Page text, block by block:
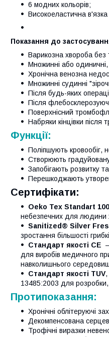
6 модних кольорів;
Високоеластична
Показання до
Варикозна хвороба без
Множинні або
Хронічна венозна
Множинні судинні
Після будь-яких
Після
Поверхнісний
Набряки кінцівки після
Функції:
Поліпшують кровообіг,
Створюють
Запобігають розвитку
Перешкоджають
Сертифікати:
Oeko Tex Standart 100
небезпечних для людини
Sanitized® Silver
зростання більшості
Стандарт якості CE
для виробів медичного
навколишнього
Стандарт якості TUV
13485:2003 для розробки,
Протипоказання:
Хронічні облітеруючі
Декомпенсована
Трофічні виразки